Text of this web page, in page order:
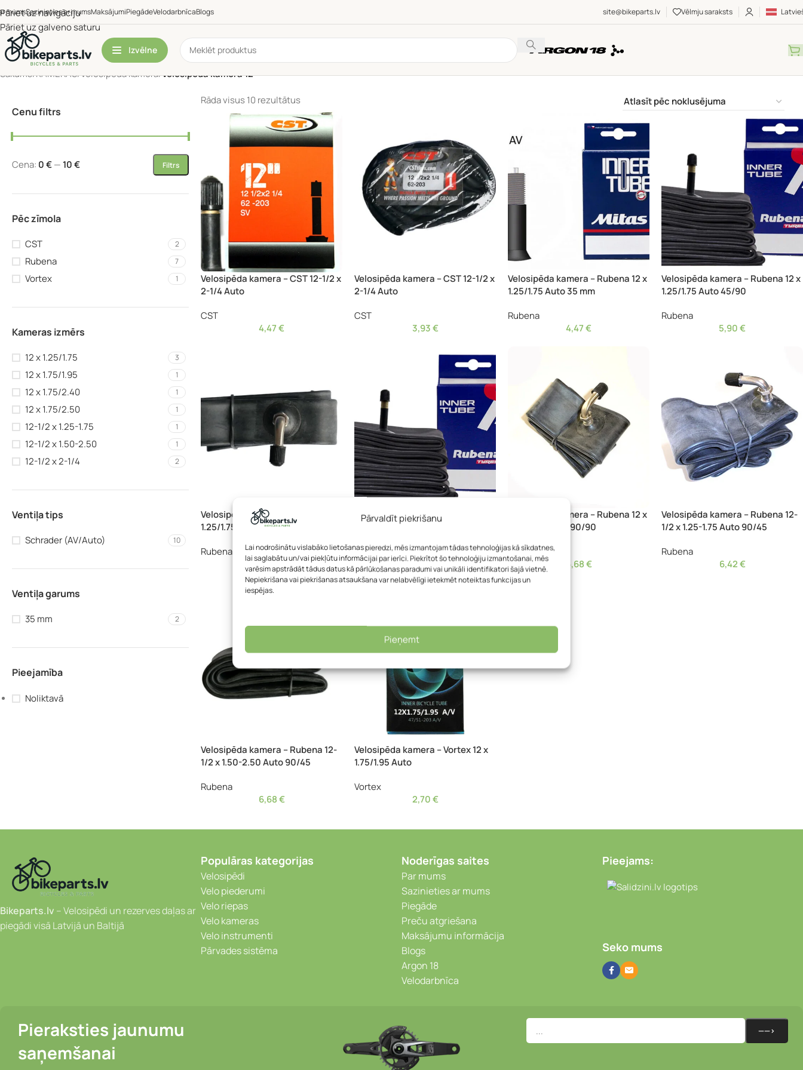
Pārvaldīt piekrišanu
Lai nodrošinātu vislabāko lietošanas pieredzi, mēs izmantojam tādas tehnoloģijas kā sīkdatnes,
lai saglabātu un/vai piekļūtu informācijai par ierīci. Piekrītot šo tehnoloģiju izmantošanai, mēs
varēsim apstrādāt tādus datus kā pārlūkošanas paradumi vai unikāli identifikatori šajā vietnē.
Nepiekrišana vai piekrišanas atsaukšana var nelabvēlīgi ietekmēt noteiktas funkcijas un
iespējas.
Pieņemt
Pāriet uz navigāciju
Pāriet uz galveno saturu
mumsSazinieties ar mumsMaksājumiPiegādeVelodarbnīcaBlogs site@bikeparts.lv Vēlmju saraksts
Izvēlne
Sākums/KAMERAS/Velosipēda kamera/Velosipēda kamera 12"
Cenu filtrs
Filtrs
Cena: 0 €— 10 €
Pēc zīmola
CST 2
Rubena 7
Vortex 1
Kameras izmērs
12 x 1.25/1.75 3
12 x 1.75/1.95 1
12 x 1.75/2.40 1
12 x 1.75/2.50 1
12-1/2 x 1.25-1.75 1
12-1/2 x 1.50-2.50 1
12-1/2 x 2-1/4 2
Ventiļa tips
Schrader (AV/Auto) 10
Ventiļa garums
35 mm 2
Pieejamība
Noliktavā
Rāda visus 10 rezultātus
Velosipēda kamera – CST 12-1/2 x
2-1/4 Auto
CST
4,47€
Velosipēda kamera – CST 12-1/2 x
2-1/4 Auto
CST
3,93€
Velosipēda kamera – Rubena 12 x
1.25/1.75 Auto 35 mm
Rubena
4,47€
Velosipēda kamera – Rubena 12 x
1.25/1.75 Auto 45/90
Rubena
5,90€
Velosipēda kamera – Rubena 12 x
1.25/1.75 Auto 90/90
Rubena
6,42€
Velosipēda kamera – Rubena 12 x
1.75/2.40 Auto 35 mm
Rubena
4,94€
Velosipēda kamera – Rubena 12 x
1.75/2.50 Auto 90/90
Rubena
6,68€
Velosipēda kamera – Rubena 12-
1/2 x 1.25-1.75 Auto 90/45
Rubena
6,42€
Velosipēda kamera – Rubena 12-
1/2 x 1.50-2.50 Auto 90/45
Rubena
6,68€
Velosipēda kamera – Vortex 12 x
1.75/1.95 Auto
Vortex
2,70€
Bikeparts.lv – Velosipēdi un rezerves daļas ar
piegādi visā Latvijā un Baltijā
Populāras kategorijas
Velosipēdi
Velo piederumi
Velo riepas
Velo kameras
Velo instrumenti
Pārvades sistēma
Noderīgas saites
Par mums
Sazinieties ar mums
Piegāde
Preču atgriešana
Maksājumu informācija
Blogs
Argon 18
Velodarbnīca
Pieejams:
Video novērošanas
Seko mums
Pieraksties jaunumu
saņemšanai